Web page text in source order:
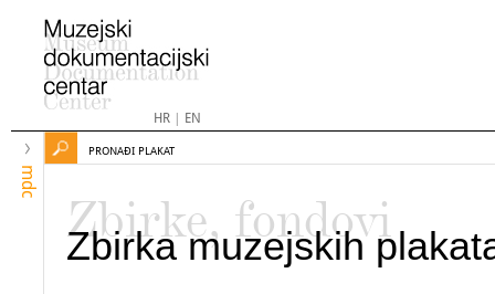
HR| EN
mdc
PRONAĐI PLAKAT
Zbirke, fondovi
Zbirka muzejskih